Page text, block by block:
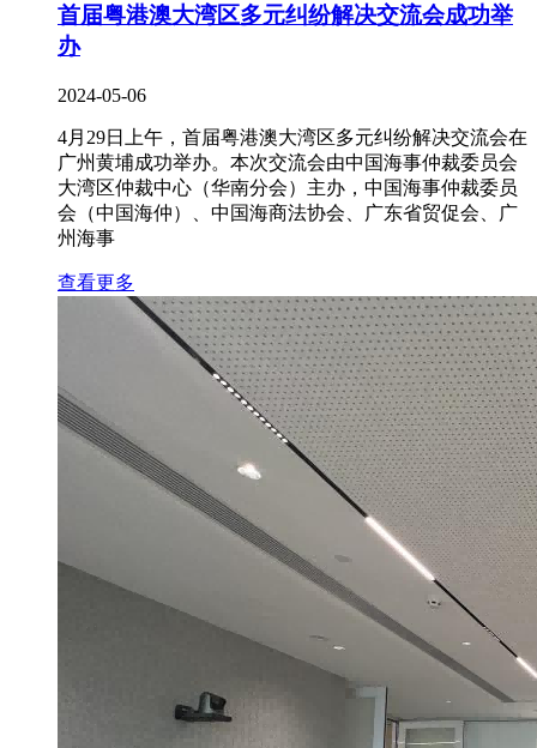
首届粤港澳大湾区多元纠纷解决交流会成功举
办
2024-05-06
4月29日上午，首届粤港澳大湾区多元纠纷解决交流会在
广州黄埔成功举办。本次交流会由中国海事仲裁委员会
大湾区仲裁中心（华南分会）主办，中国海事仲裁委员
会（中国海仲）、中国海商法协会、广东省贸促会、广
州海事
查看更多